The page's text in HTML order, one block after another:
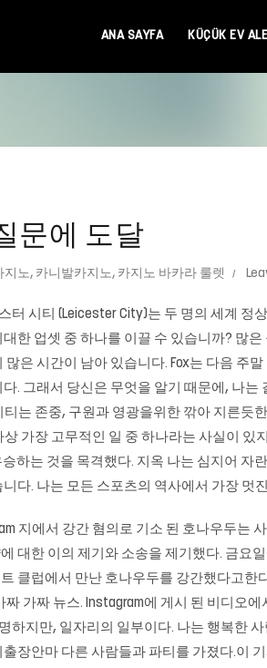
ANA SAYFA KÜÇÜK EV
문에 도달
지노, 카니발카지노, 카지노 바카라 룰렛
시티 (Leicester City)는 두 명의 세계 정
한 업셋 중 하나를 이끌 수 있습니까? 많
은 시간이 남아 있습니다. Fox는 다음 주
. 그래서 당신은 무엇을 알기 때문에, 나는
는 존중, 구원과 영광을위한 깎아 지른듯
가장 고무적인 일 중 하나라는 사실이 있
하는 것을 목격했다. 지옥 나는 심지어
다. 나는 모든 스포츠의 역사에서 가장 멋
지에서 강간 혐의로 기소 된 호나우두는
대한 이의 제기와 소송을 제기했다. 금요
클럽에서 만난 호나우두를 강간했다고한
가짜 뉴스. Instagram에 게시 된 비디오
지만, 일자리의 일부이다. 나는 행복한
장안마 다른 사람들과 파티를 가졌다.이